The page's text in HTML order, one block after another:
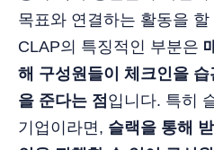
목표와 연결하는 활동을
CLAP의 특징적인 부분은
해 구성원들이 체크인을
을 준다는 점 입니다. 특히
기업이라면, 슬랙을 통해